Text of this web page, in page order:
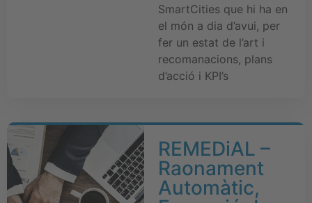
SmartCities que hi ha en
el món a dia d’avui, per
fer un estat de l’art i
recomanacions, plans
d’acció i KPI’s
REMEDiAL –
Raonament
Automàtic,